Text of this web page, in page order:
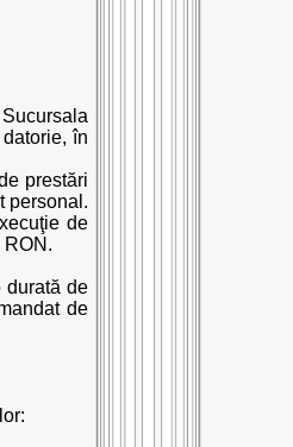
în
prestări
personal.
de
RON.
durată de
de